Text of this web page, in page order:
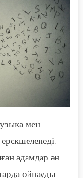
мен
адамдар ән
ойнауды